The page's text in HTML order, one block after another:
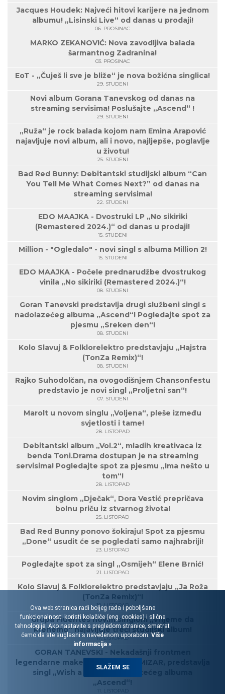
Jacques Houdek: Najveći hitovi karijere na jednom
albumu! „Lisinski Live“ od danas u prodaji!
06. PROSINAC
MARKO ZEKANOVIĆ: Nova zavodljiva balada
šarmantnog Zadranina!
03. PROSINAC
EoT - „Čuješ li sve je bliže“ je nova božićna singlica!
29. STUDENI
Novi album Gorana Tanevskog od danas na
streaming servisima! Poslušajte „Ascend“ !
29. STUDENI
„Ruža“ je rock balada kojom nam Emina Arapović
najavljuje novi album, ali i novo, najljepše, poglavlje
u životu!
25. STUDENI
Bad Red Bunny: Debitantski studijski album “Can
You Tell Me What Comes Next?” od danas na
streaming servisima!
22. STUDENI
EDO MAAJKA - Dvostruki LP „No sikiriki
(Remastered 2024.)“ od danas u prodaji!
15. STUDENI
Million - "Ogledalo" - novi singl s albuma Million 2!
15. STUDENI
EDO MAAJKA - Počele prednarudžbe dvostrukog
vinila „No sikiriki (Remastered 2024.)“!
08. STUDENI
Goran Tanevski predstavlja drugi službeni singl s
nadolazećeg albuma „Ascend“! Pogledajte spot za
pjesmu „Sreken den“!
08. STUDENI
Kolo Slavuj & Folklorelektro predstavjaju „Hajstra
(TonZa Remix)“!
08. STUDENI
Rajko Suhodolčan, na ovogodišnjem Chansonfestu
predstavio je novi singl „Proljetni san“!
07. STUDENI
Marolt u novom singlu „Voljena“, pleše između
svjetlosti i tame!
28. LISTOPAD
Debitantski album „Vol.2“, mladih kreativaca iz
benda Toni.Drama dostupan je na streaming
servisima! Pogledajte spot za pjesmu „Ima nešto u
tom“!
28. LISTOPAD
Novim singlom „Dječak“, Dora Vestić prepričava
bolnu priču iz stvarnog života!
25. LISTOPAD
Bad Red Bunny ponovo šokiraju! Spot za pjesmu
„Done“ usudit će se pogledati samo najhrabriji!
23. LISTOPAD
Pogledajte spot za singl „Osmijeh“ Elene Brnić!
21. LISTOPAD
Kolo Slavuj & Folklorelektro predstavjaju „Ja Roža
(TonZa Remix)“!
18. LISTOPAD
Grupa Fluentes novim singlom „Vrijeme da
krenemo“ najavljuje treći studijski album!
17. LISTOPAD
GORAN TANEVSKI - Nekadašnji frontmen
legendarne makedonske grupe MIZAR, predstavlja
singl „Wish a man“ s nadolazećeg albuma
„Ascend“!
11. LISTOPAD
Ova web stranica radi boljeg rada i poboljšane
funkcionalnosti koristi kolačiće (eng. cookies) i slične
tehnologije. Ako nastavite s pregledom stranice, smatrat
ćemo da ste suglasni s navedenom uporabom. Više
informacija »
SLAŽEM SE